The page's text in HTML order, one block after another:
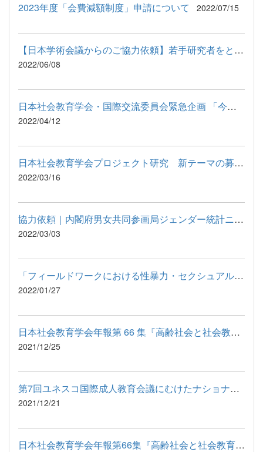
2023年度「会費減額制度」申請について 2022/07/15
【日本学術会議からのご協力依頼】若手研究者をとりまく評価に関...
2022/06/08
日本社会教育学会・国際交流委員会緊急企画 「今こそ平和・核...
2022/04/12
日本社会教育学会プロジェクト研究 新テーマの募集（応募要領）
2022/03/16
協力依頼｜内閣府男女共同参画局ジェンダー統計ニーズ調査（Webア...
2022/03/03
「フィールドワークにおける性暴力・セクシュアルハラスメントに...
2022/01/27
日本社会教育学会年報第 66 集『高齢社会と社会教育』（仮題）原...
2021/12/25
第7回ユネスコ国際成人教育会議にむけたナショナルミーティングの...
2021/12/21
日本社会教育学会年報第66集『高齢社会と社会教育』（仮題）原稿...